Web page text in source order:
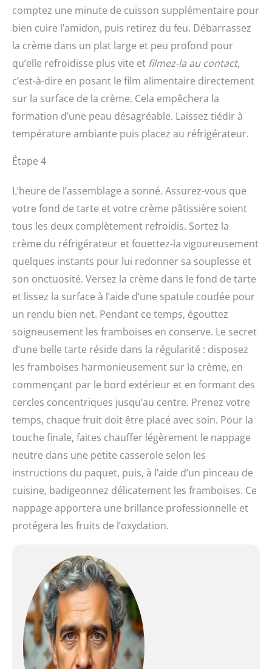
comptez une minute de cuisson supplémentaire pour
bien cuire l’amidon, puis retirez du feu. Débarrassez
la crème dans un plat large et peu profond pour
qu’elle refroidisse plus vite et filmez-la au contact,
c’est-à-dire en posant le film alimentaire directement
sur la surface de la crème. Cela empêchera la
formation d’une peau désagréable. Laissez tiédir à
température ambiante puis placez au réfrigérateur.
Étape 4
L’heure de l’assemblage a sonné. Assurez-vous que
votre fond de tarte et votre crème pâtissière soient
tous les deux complètement refroidis. Sortez la
crème du réfrigérateur et fouettez-la vigoureusement
quelques instants pour lui redonner sa souplesse et
son onctuosité. Versez la crème dans le fond de tarte
et lissez la surface à l’aide d’une spatule coudée pour
un rendu bien net. Pendant ce temps, égouttez
soigneusement les framboises en conserve. Le secret
d’une belle tarte réside dans la régularité : disposez
les framboises harmonieusement sur la crème, en
commençant par le bord extérieur et en formant des
cercles concentriques jusqu’au centre. Prenez votre
temps, chaque fruit doit être placé avec soin. Pour la
touche finale, faites chauffer légèrement le nappage
neutre dans une petite casserole selon les
instructions du paquet, puis, à l’aide d’un pinceau de
cuisine, badigeonnez délicatement les framboises. Ce
nappage apportera une brillance professionnelle et
protégera les fruits de l’oxydation.